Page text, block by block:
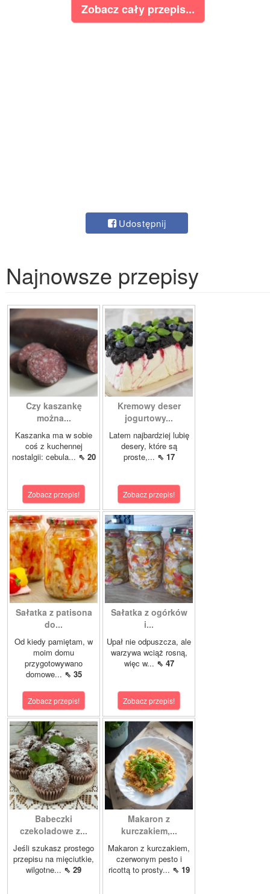
Zobacz cały przepis...
Udostępnij
Najnowsze przepisy
Czy kaszankę
można...
Kaszanka ma w sobie
coś z kuchennej
nostalgii: cebula... ⇖ 20
Zobacz przepis!
Kremowy deser
jogurtowy...
Latem najbardziej lubię
desery, które są
proste,... ⇖ 17
Zobacz przepis!
Sałatka z patisona
do...
Od kiedy pamiętam, w
moim domu
przygotowywano
domowe... ⇖ 35
Zobacz przepis!
Sałatka z ogórków
i...
Upał nie odpuszcza, ale
warzywa wciąż rosną,
więc w... ⇖ 47
Zobacz przepis!
Babeczki
czekoladowe z...
Jeśli szukasz prostego
przepisu na mięciutkie,
wilgotne... ⇖ 29
Makaron z
kurczakiem,...
Makaron z kurczakiem,
czerwonym pesto i
ricottą to prosty... ⇖ 19